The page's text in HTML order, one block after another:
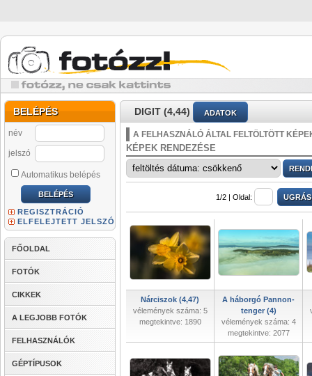
BELÉPÉS
név
jelszó
Automatikus belépés
REGISZTRÁCIÓ
ELFELEJTETT JELSZÓ
FŐOLDAL
FOTÓK
CIKKEK
A LEGJOBB FOTÓK
FELHASZNÁLÓK
GÉPTÍPUSOK
DIGIT (4,44) ADATOK
A FELHASZNÁLÓ ÁLTAL FELTÖLTÖTT
KÉPEK RENDEZÉSE
1/2 | Oldal:
Nárciszok (4,47)
vélemények száma: 5
megtekintve: 1890
A háborgó Pannon-
tenger (4)
vélemények száma: 4
megtekintve: 2077